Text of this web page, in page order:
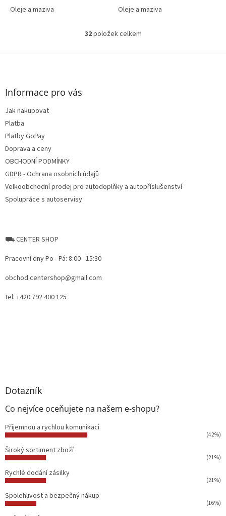
Oleje a maziva Oleje a maziva
O
l
p
i
32položek celkem
Z
Informace pro vás
Jak nakupovat
Platba
Platby GoPay
Doprava a ceny
OBCHODNÍ PODMÍNKY
GDPR - Ochrana osobních údajů
Velkoobchodní prodej pro autodoplňky a autopříslušenství
Spolupráce s autoservisy
⛟ CENTER SHOP
Pracovní dny Po - Pá: 8:00 - 15:30
obchod.centershop@gmail.com
tel. +420 792 400 125
Dotazník
Co nejvíce oceňujete na našem e-shopu?
Příjemnou a rychlou komunikaci
(42%)
Široký sortiment zboží
(21%)
Rychlé dodání zásilky
(21%)
Spolehlivost a bezpečný nákup
(16%)